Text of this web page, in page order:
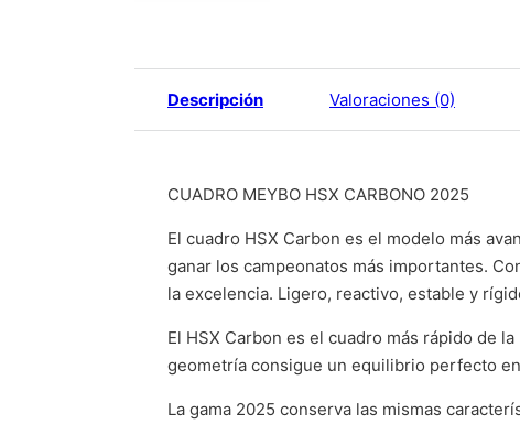
Descripción Valoraciones (0)
CUADRO MEYBO HSX CARBONO 2025
El cuadro HSX Carbon es el modelo más
ganar los campeonatos más importantes.
la excelencia. Ligero, reactivo, estable y
El HSX Carbon es el cuadro más rápido de
geometría consigue un equilibrio perfecto
La gama 2025 conserva las mismas